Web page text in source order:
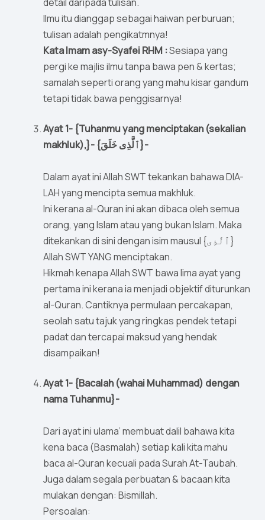
Ilmu itu dianggap sebagai haiwan perburuan;
tulisan adalah pengikatmnya!
Kata Imam asy-Syafei RHM :Sesiapa yang
pergi ke majlis ilmu tanpa bawa pen & kertas;
samalah seperti orang yang mahu kisar gandum
tetapi tidak bawa penggisarnya!
Ayat 1- {Tuhanmu yang menciptakan (sekalian
makhluk),}- {ٱلَّذِى خَلَقَ}-
Dalam ayat ini Allah SWT tekankan bahawa DIA-
LAH yang mencipta semua makhluk.
Ini kerana al-Quran ini akan dibaca oleh semua
orang, yang Islam atau yang bukan Islam. Maka
ditekankan di sini dengan isim mausul {ٱلَّذِى}
Allah SWT YANG menciptakan.
Hikmah kenapa Allah SWT bawa lima ayat yang
pertama ini kerana ia menjadi objektif diturunkan
al-Quran. Cantiknya permulaan percakapan,
seolah satu tajuk yang ringkas pendek tetapi
padat dan tercapai maksud yang hendak
disampaikan!
Ayat 1- {Bacalah (wahai Muhammad) dengan
nama Tuhanmu}-
Dari ayat ini ulama’ membuat dalil bahawa kita
kena baca (Basmalah) setiap kali kita mahu
baca al-Quran kecuali pada Surah At-Taubah.
Juga dalam segala perbuatan & bacaan kita
mulakan dengan: Bismillah.
Persoalan: